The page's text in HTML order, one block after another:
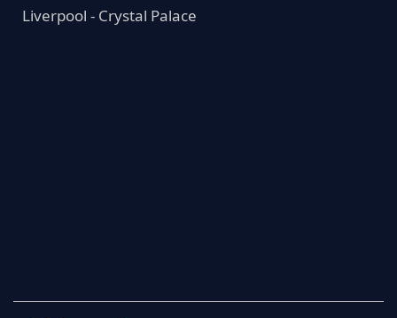
Liverpool - Crystal Palace